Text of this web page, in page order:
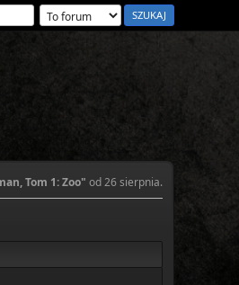
Tom 1: Zoo" od 26 sierpnia.